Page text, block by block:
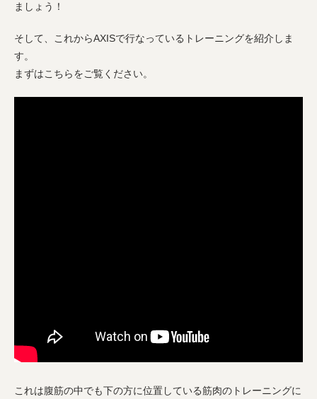
ましょう！
そして、これからAXISで行なっているトレーニングを紹介しま
す。
まずはこちらをご覧ください。
これは腹筋の中でも下の方に位置している筋肉のトレーニングに